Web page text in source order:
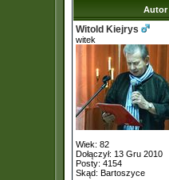
Autor
Witold Kiejrys
witek
Wiek: 82
Dołączył: 13 Gru 2010
Posty: 4154
Skąd: Bartoszyce